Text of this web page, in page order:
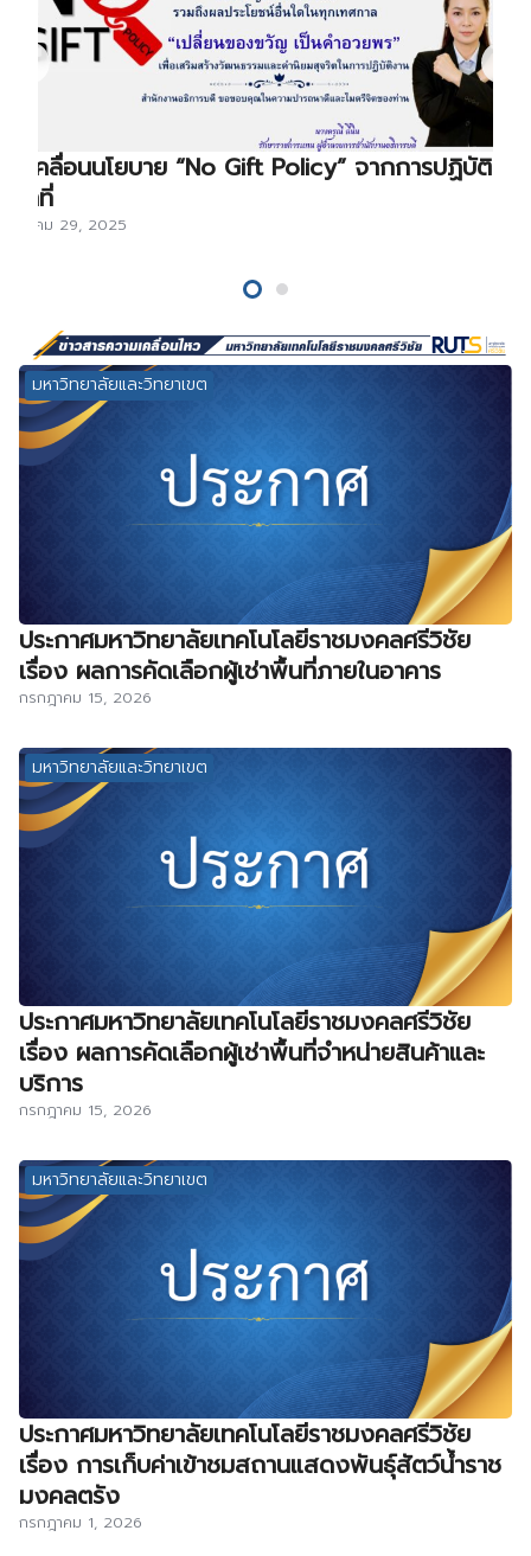
ขับเคลื่อนนโยบาย “No Gift Policy” จากการปฏิบัติ
หน้าที่
ธันวาคม 29, 2025
มหาวิทยาลัยและวิทยาเขต
ประกาศมหาวิทยาลัยเทคโนโลยีราชมงคลศรีวิชัย
เรื่อง ผลการคัดเลือกผู้เช่าพื้นที่ภายในอาคาร
กรกฎาคม 15, 2026
มหาวิทยาลัยและวิทยาเขต
ประกาศมหาวิทยาลัยเทคโนโลยีราชมงคลศรีวิชัย
เรื่อง ผลการคัดเลือกผู้เช่าพื้นที่จำหน่ายสินค้าและ
บริการ
กรกฎาคม 15, 2026
มหาวิทยาลัยและวิทยาเขต
ประกาศมหาวิทยาลัยเทคโนโลยีราชมงคลศรีวิชัย
เรื่อง การเก็บค่าเข้าชมสถานแสดงพันธุ์สัตว์น้ำราช
มงคลตรัง
กรกฎาคม 1, 2026